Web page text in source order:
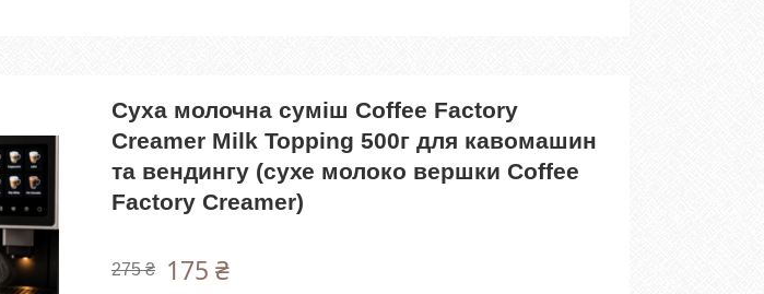
Суха молочна суміш Coffee Factory
Creamer Milk Topping 500г для кавомашин
та вендингу (сухе молоко вершки Coffee
Factory Creamer)
275 ₴ 175 ₴